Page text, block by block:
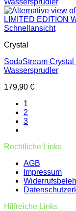
Schnellansicht
Crystal
SodaStream
Wassersprudler
179,90 €
1
2
3
Rechtliche Links
AGB
Impressum
Hilfreiche Links